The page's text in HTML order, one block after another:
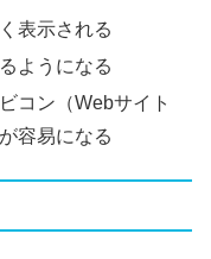
表示される
ようになる
コン（Webサイト
容易になる